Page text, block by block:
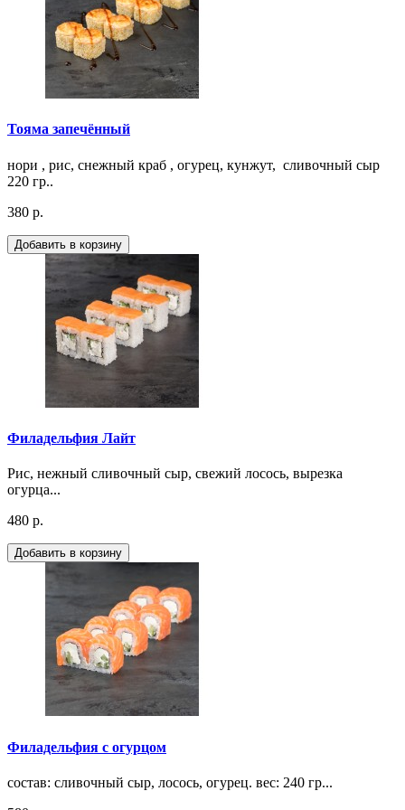
Тояма запечённый
нори , рис, снежный краб , огурец, кунжут, сливочный сыр
220 гр..
380 р.
Добавить в корзину
Филадельфия Лайт
Рис, нежный сливочный сыр, свежий лосось, вырезка
огурца...
480 р.
Добавить в корзину
Филадельфия с огурцом
состав: сливочный сыр, лосось, огурец. вес: 240 гр...